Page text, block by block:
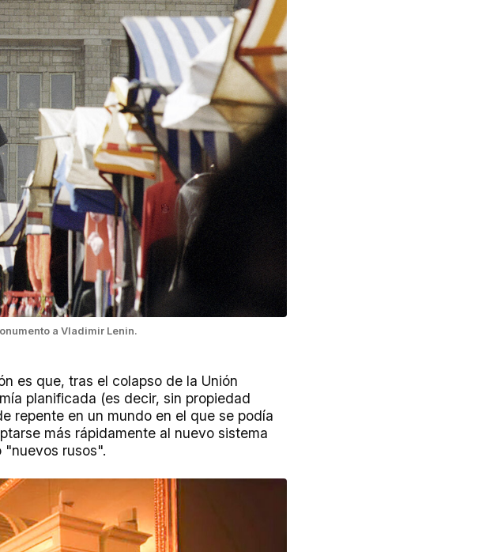
a Vladimir Lenin.
es que, tras el colapso de la Unión
planificada (es decir, sin propiedad
repente en un mundo en el que se podía
más rápidamente al nuevo sistema
rusos".